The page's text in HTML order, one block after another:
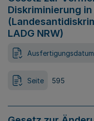
Diskriminierung
LADG NRW)
Ausfertigungsdatum
Seite 595